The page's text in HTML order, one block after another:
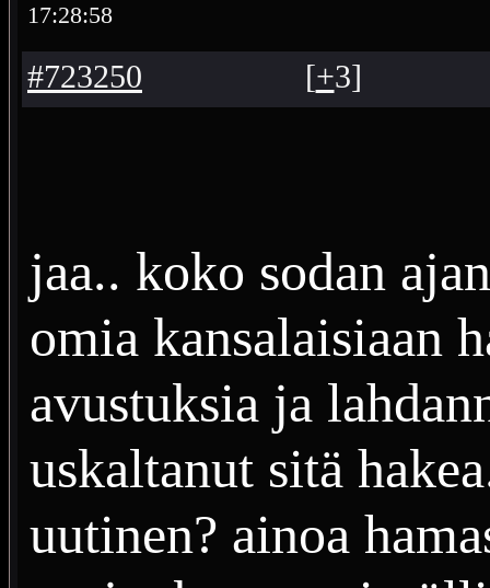
17:28:58
#723250 [+3]
jaa.. koko sodan
omia kansalaisiaan
avustuksia ja
uskaltanut sitä
uutinen? ainoa